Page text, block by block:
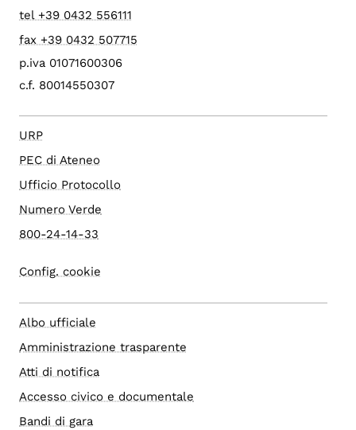
tel +39 0432 556111
fax +39 0432 507715
p.iva 01071600306
c.f. 80014550307
URP
PEC di Ateneo
Ufficio Protocollo
Numero Verde
800-24-14-33
Config. cookie
Albo ufficiale
Amministrazione trasparente
Atti di notifica
Accesso civico e documentale
Bandi di gara